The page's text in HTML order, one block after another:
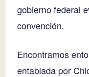
gobierno federal
convención.
Encontramos
entablada por